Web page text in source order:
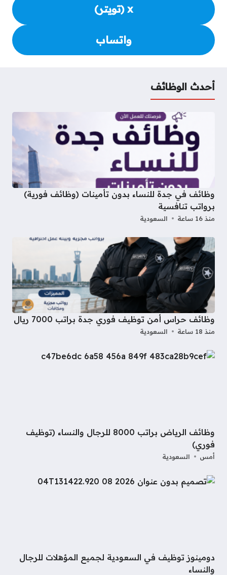
x (تويتر)
واتساب
أحدث الوظائف
وظائف في جدة للنساء بدون تأمينات (وظائف فورية)
برواتب تنافسية
منذ 16 ساعة السعودية
وظائف حراس أمن توظيف فوري جدة براتب 7000 ريال
منذ 18 ساعة السعودية
وظائف الرياض براتب 8000 للرجال والنساء (توظيف
فوري)
أمس السعودية
دومينوز توظيف في السعودية لجميع المؤهلات للرجال
والنساء